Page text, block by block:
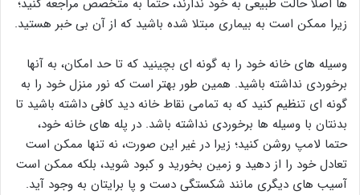
زیرا ممکن است به بیماری مبتلا شده باشید که از آن بی خبر هستید.
وسیله های خانه خود را به گونه ای بچینید که تا حد امکان، به آنها
برخوردی نداشته باشید. همین طور بهتر است که نور منزل خود را به
گونه ای تنظیم کنید که به تمامی نقاط خانه دید کافی داشته باشید تا
بدنتان با وسیله ها برخوردی نداشته باشد. در پله های خانه خود،
حتما لامپ روشن کنید؛ زیرا در غیر این صورت، نه تنها ممکن است
تعادل خود را از دهید و زمین بخورید و کبود شوید، بلکه ممکن است
آسیب های دیگری مانند شکستگی دست و پا برایتان به وجود آید.